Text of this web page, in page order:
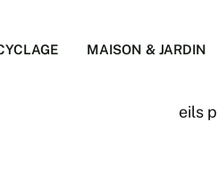
MAISON & JARDIN